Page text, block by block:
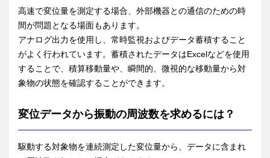
高速で変位量を測定する場合、外部機器との通信のための時
間が問題となる場面もあります。
アナログ出力を使用し、常時監視およびデータ蓄積すること
がよく行われています。蓄積されたデータはExcelなどを使用
することで、積算移動量や、瞬間的、微視的な移動量から対
象物の状態を確認することができます。
変位データから振動の周波数を求めるには？
駆動する対象物を連続測定した変位量から、データに含まれ